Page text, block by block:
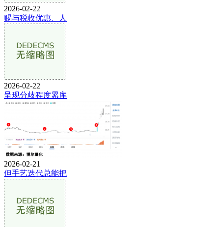
2026-02-22
赐与税收优惠、人
2026-02-22
呈现分歧程度累库
2026-02-21
但手艺迭代总能把